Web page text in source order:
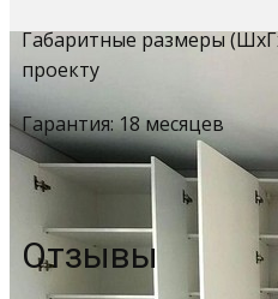
Габаритные размеры
проекту
Гарантия: 18 месяцев
Отзывы